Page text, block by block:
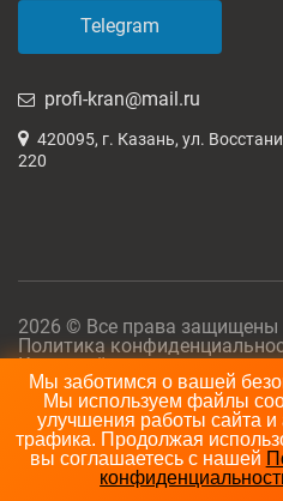
Telegram
profi-kran@mail.ru
420095, г. Казань, ул.
220
2026 © Все права защищены
Политика
Карта сайта
Мы заботимся о вашей
Мы используем файлы
улучшения работы сайта и
трафика. Продолжая
вы соглашаетесь с нашей